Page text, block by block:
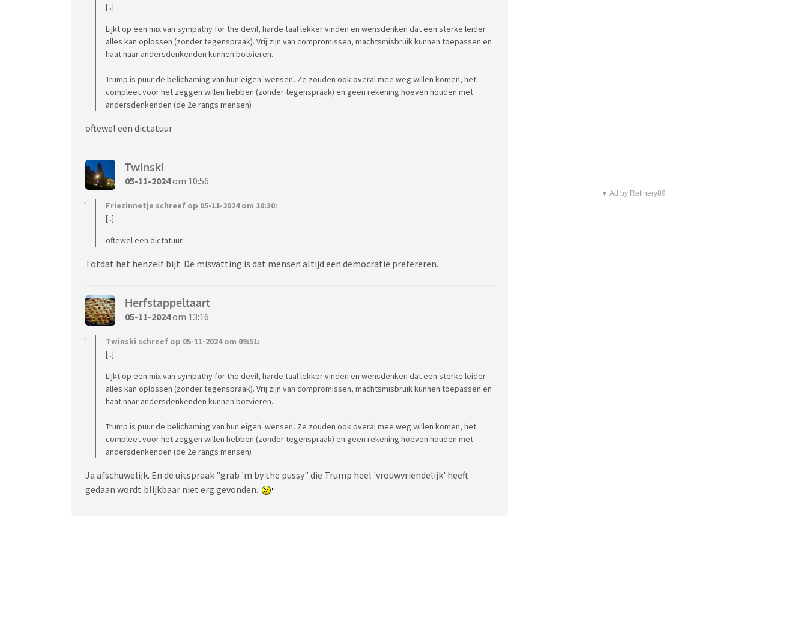
[..]
Lijkt op een mix van sympathy for the devil, harde taal lekker vinden en wensdenken dat een sterke leider
alles kan oplossen (zonder tegenspraak). Vrij zijn van compromissen, machtsmisbruik kunnen toepassen en
haat naar andersdenkenden kunnen botvieren.
Trump is puur de belichaming van hun eigen 'wensen'. Ze zouden ook overal mee weg willen komen, het
compleet voor het zeggen willen hebben (zonder tegenspraak) en geen rekening hoeven houden met
andersdenkenden (de 2e rangs mensen)
oftewel een dictatuur
Twinski
05-11-2024om 10:56
Friezinnetje schreef op 05-11-2024 om 10:30:
[..]
oftewel een dictatuur
Totdat het henzelf bijt. De misvatting is dat mensen altijd een democratie prefereren.
Herfstappeltaart
05-11-2024om 13:16
Twinski schreef op 05-11-2024 om 09:51:
[..]
Lijkt op een mix van sympathy for the devil, harde taal lekker vinden en wensdenken dat een sterke leider
alles kan oplossen (zonder tegenspraak). Vrij zijn van compromissen, machtsmisbruik kunnen toepassen en
haat naar andersdenkenden kunnen botvieren.
Trump is puur de belichaming van hun eigen 'wensen'. Ze zouden ook overal mee weg willen komen, het
compleet voor het zeggen willen hebben (zonder tegenspraak) en geen rekening hoeven houden met
andersdenkenden (de 2e rangs mensen)
Ja afschuwelijk. En de uitspraak "grab 'm by the pussy" die Trump heel 'vrouwvriendelijk' heeft
gedaan wordt blijkbaar niet erg gevonden.
▼ Ad by Refinery89